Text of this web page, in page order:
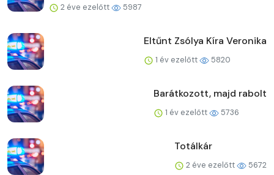
2 éve ezelőtt 5987
Eltűnt Zsólya Kíra Veronika
1 év ezelőtt 5820
Barátkozott, majd rabolt
1 év ezelőtt 5736
Totálkár
2 éve ezelőtt 5672